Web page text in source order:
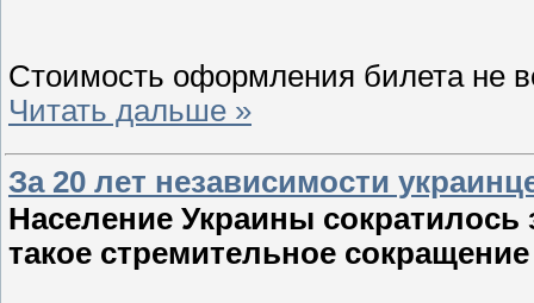
Стоимость оформления билета не
Читать дальше »
За 20 лет независимости
Население Украины
такое стремительное